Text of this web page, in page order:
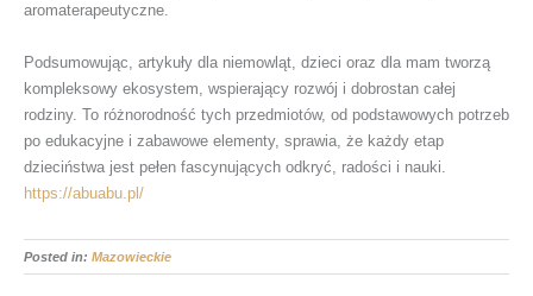
aromaterapeutyczne.
Podsumowując, artykuły dla niemowląt, dzieci oraz dla mam tworzą
kompleksowy ekosystem, wspierający rozwój i dobrostan całej
rodziny. To różnorodność tych przedmiotów, od podstawowych potrzeb
po edukacyjne i zabawowe elementy, sprawia, że każdy etap
dzieciństwa jest pełen fascynujących odkryć, radości i nauki.
https://abuabu.pl/
Posted in: Mazowieckie